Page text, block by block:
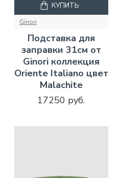
Ginori
Подставка для
заправки 31см от
Ginori коллекция
Oriente Italiano цвет
Malachite
17250 руб.
КУПИТЬ